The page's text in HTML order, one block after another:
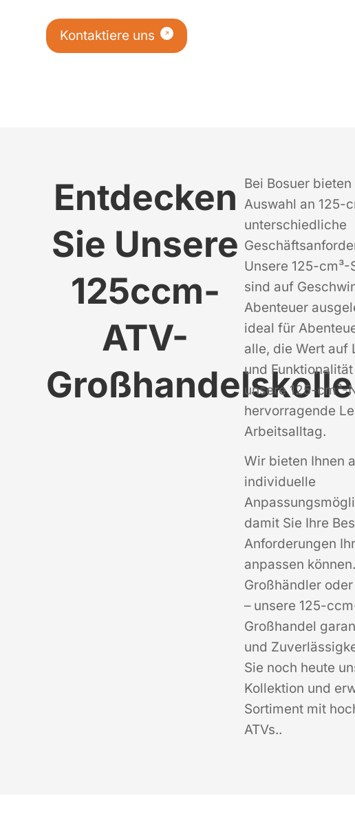
Kontaktiere uns
Entdecken
Sie Unsere
125ccm-
ATV-
Bei Bosuer
Auswahl an 125-
unterschiedliche
Unsere 125-cm³-
sind auf
Abenteuer
ideal für
alle, die Wert auf
und
unsere 125-cm³-
hervorragende
Arbeitsalltag.
Wir bieten Ihnen
individuelle
damit Sie Ihre
Anforderungen
anpassen
Großhändler
– unsere 125-
Großhandel
und
Sie noch heute
Kollektion und
Sortiment mit
ATVs..